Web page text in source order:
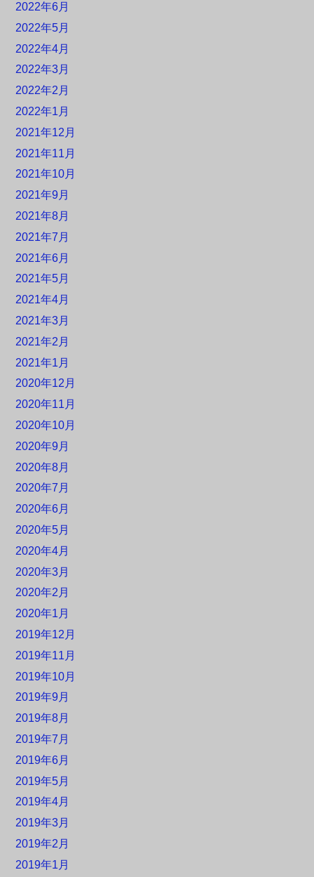
2022年6月
2022年5月
2022年4月
2022年3月
2022年2月
2022年1月
2021年12月
2021年11月
2021年10月
2021年9月
2021年8月
2021年7月
2021年6月
2021年5月
2021年4月
2021年3月
2021年2月
2021年1月
2020年12月
2020年11月
2020年10月
2020年9月
2020年8月
2020年7月
2020年6月
2020年5月
2020年4月
2020年3月
2020年2月
2020年1月
2019年12月
2019年11月
2019年10月
2019年9月
2019年8月
2019年7月
2019年6月
2019年5月
2019年4月
2019年3月
2019年2月
2019年1月